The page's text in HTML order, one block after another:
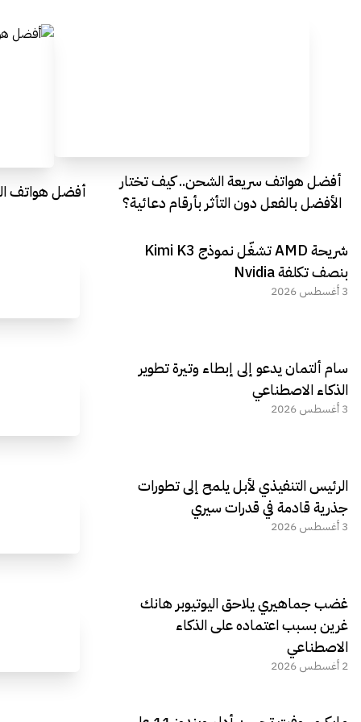
أفضل هواتف سريعة الشحن.. كيف تختار
الأفضل بالفعل دون التأثر بأرقام دعائية؟
أفضل هواتف
شريحة AMD تشغّل نموذج Kimi K3
بنصف تكلفة Nvidia
3 أغسطس 2026
سام ألتمان يدعو إلى إبطاء وتيرة تطوير
الذكاء الاصطناعي
3 أغسطس 2026
الرئيس التنفيذي لأبل يلمح إلى تطورات
جذرية قادمة في قدرات سيري
3 أغسطس 2026
غضب جماهيري يلاحق اليوتيوبر هانك
غرين بسبب اعتماده على الذكاء
الاصطناعي
2 أغسطس 2026